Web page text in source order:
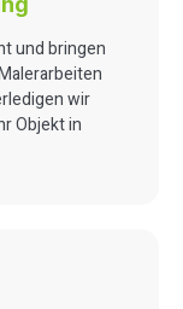
und bringen
wir
Objekt in